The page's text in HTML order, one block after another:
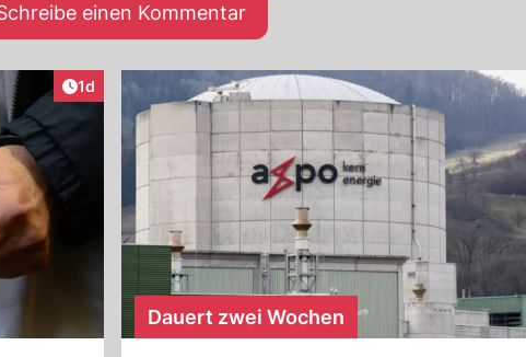
einen Kommentar
Artikel veröffentlicht:
1d
Dauert zwei Wochen